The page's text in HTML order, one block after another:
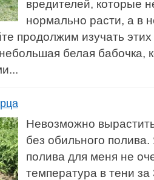
вредителей, которые
нормально расти, а в
продолжим изучать
белая бабочка,
Невозможно
без обильного
полива для меня не
температура в тени